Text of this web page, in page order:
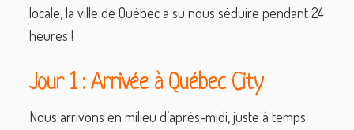
locale, la ville de Québec a su nous séduire pendant 24
heures !
Jour 1 : Arrivée à Québec City
Nous arrivons en milieu d’après-midi, juste à temps